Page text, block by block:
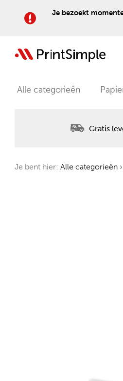
Je bezoekt
Alle categorieën
Gratis
Je bent hier: Alle categorieën ›